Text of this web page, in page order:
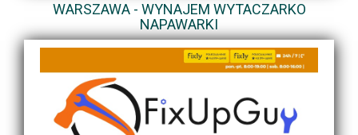
WARSZAWA - WYNAJEM WYTACZARKO
NAPAWARKI